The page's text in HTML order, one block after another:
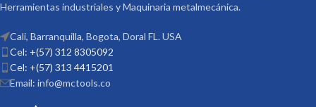
Herramientas industriales y Maquinaria metalmecánica.
Cali, Barranquilla, Bogota, Doral FL. USA
Cel: +(57) 312 8305092
Cel: +(57) 313 4415201
Email: info@mctools.co